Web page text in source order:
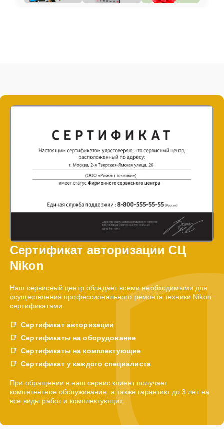
Сертификат авторизации СЦ
Nikon
Наш сервисный центр обладает всеми необходимыми для
осуществления профессионального ремонта техники Nikon
сертификатами:
Сертификат авторизации
Сертификаты на оборудование
Сертификаты на комплектующие
Сертификат у каждого специалиста
При обращении в наш сервис клиент получает
компетентное обслуживание, а также гарантию до 3 лет на
все виды работ и комплектующих.